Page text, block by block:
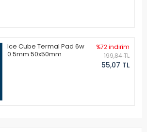
Ice Cube Termal Pad 6w
0.5mm 50x50mm
%72 indirim
199,84 TL
55,07 TL